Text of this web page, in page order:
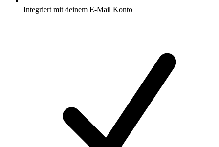
Integriert mit deinem E-Mail Konto